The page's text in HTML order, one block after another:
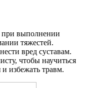
при выполнении
тяжестей.
вред суставам.
чтобы научиться
избежать травм.